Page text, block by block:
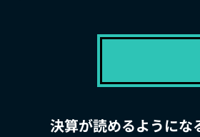
決算が読めるようにな